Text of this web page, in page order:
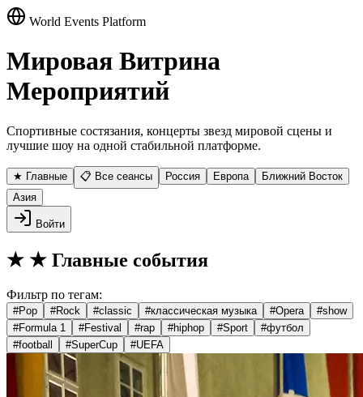
World Events Platform
Мировая Витрина
Мероприятий
Спортивные состязания, концерты звезд мировой сцены и
лучшие шоу на одной стабильной платформе.
★ Главные 📋 Все сеансы Россия Европа
Ближний Восток
Азия
Войти
★ ★ Главные события
Фильтр по тегам:
#Pop #Rock #classic #классическая музыка #Opera #show
#Formula 1 #Festival #rap #hiphop #Sport #футбол
#football #SuperCup #UEFA